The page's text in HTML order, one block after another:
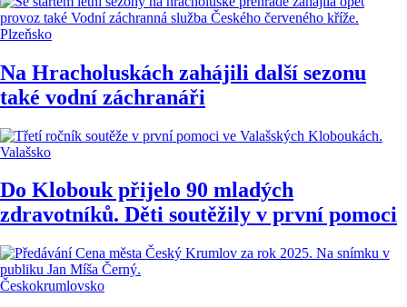
Plzeňsko
Na Hracholuskách zahájili další sezonu
také vodní záchranáři
Valašsko
Do Klobouk přijelo 90 mladých
zdravotníků. Děti soutěžily v první pomoci
Českokrumlovsko